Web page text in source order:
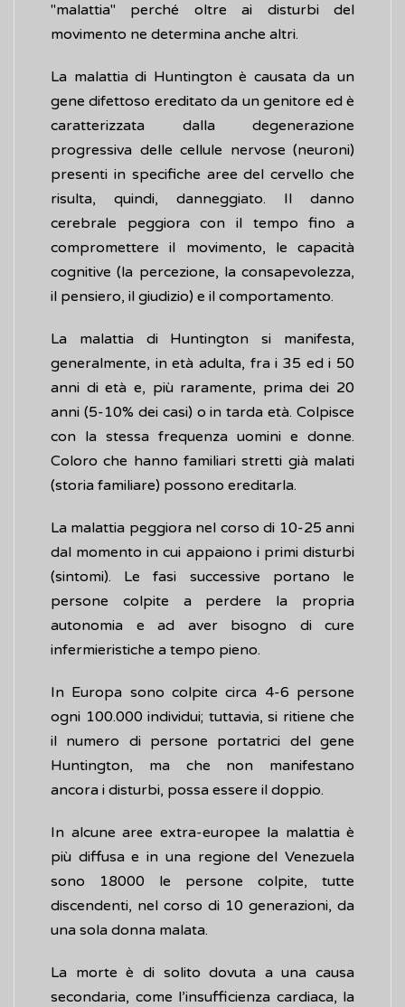
"malattia" perché oltre ai disturbi del
movimento ne determina anche altri.
La malattia di Huntington è causata da un
gene difettoso ereditato da un genitore ed è
caratterizzata dalla degenerazione
progressiva delle cellule nervose (neuroni)
presenti in specifiche aree del cervello che
risulta, quindi, danneggiato. Il danno
cerebrale peggiora con il tempo fino a
compromettere il movimento, le capacità
cognitive (la percezione, la consapevolezza,
il pensiero, il giudizio) e il comportamento.
La malattia di Huntington si manifesta,
generalmente, in età adulta, fra i 35 ed i 50
anni di età e, più raramente, prima dei 20
anni (5-10% dei casi) o in tarda età. Colpisce
con la stessa frequenza uomini e donne.
Coloro che hanno familiari stretti già malati
(storia familiare) possono ereditarla.
La malattia peggiora nel corso di 10-25 anni
dal momento in cui appaiono i primi disturbi
(sintomi). Le fasi successive portano le
persone colpite a perdere la propria
autonomia e ad aver bisogno di cure
infermieristiche a tempo pieno.
In Europa sono colpite circa 4-6 persone
ogni 100.000 individui; tuttavia, si ritiene che
il numero di persone portatrici del gene
Huntington, ma che non manifestano
ancora i disturbi, possa essere il doppio.
In alcune aree extra-europee la malattia è
più diffusa e in una regione del Venezuela
sono 18000 le persone colpite, tutte
discendenti, nel corso di 10 generazioni, da
una sola donna malata.
La morte è di solito dovuta a una causa
secondaria, come l’insufficienza cardiaca, la